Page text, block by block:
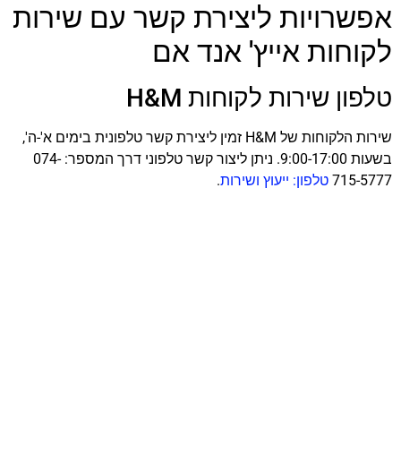
אפשרויות ליצירת קשר עם שירות
לקוחות אייץ' אנד אם
טלפון שירות לקוחות H&M
שירות הלקוחות של H&M זמין ליצירת קשר טלפונית בימים א'-ה',
בשעות 9:00-17:00. ניתן ליצור קשר טלפוני דרך המספר: 074-
715-5777 טלפון: ייעוץ ושירות.